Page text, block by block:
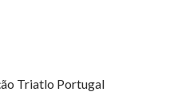
Triatlo Portugal